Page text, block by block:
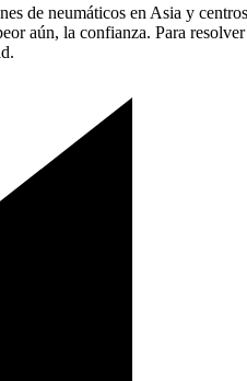
de neumáticos en Asia y
aún, la confianza. Para